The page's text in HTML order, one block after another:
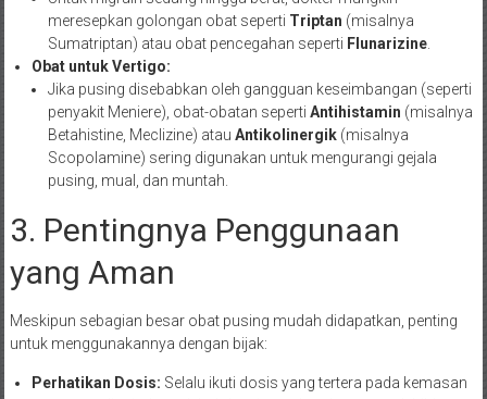
meresepkan golongan obat seperti Triptan (misalnya
Sumatriptan) atau obat pencegahan seperti Flunarizine.
Obat untuk Vertigo:
Jika pusing disebabkan oleh gangguan keseimbangan (seperti
penyakit Meniere), obat-obatan seperti Antihistamin (misalnya
Betahistine, Meclizine) atau Antikolinergik(misalnya
Scopolamine) sering digunakan untuk mengurangi gejala
pusing, mual, dan muntah.
3. Pentingnya Penggunaan
yang Aman
Meskipun sebagian besar obat pusing mudah didapatkan, penting
untuk menggunakannya dengan bijak:
Perhatikan Dosis: Selalu ikuti dosis yang tertera pada kemasan